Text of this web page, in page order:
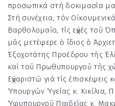
προσωπικά στή δοκιμασία
Στή συνέχεια, τόν
Βαρθολομαῖο, τίς εὐχές τοῦ
μᾶς μετέφερε ὁ ἴδιος ὁ
Ἐξοχοτάτης Προέδρου τῆς
καί τοῦ Πρωθυπουργοῦ τῆς
Εὐχαριστῶ γιά τίς
Ὑπουργῶν Ὑγείας κ. Κικίλια,
Ὑφυπουργοῦ Παιδείας κ.